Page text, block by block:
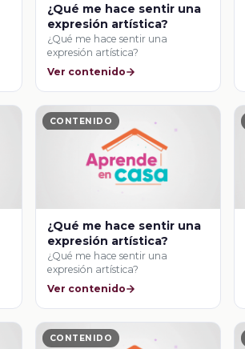
¿Qué me hace sentir una
expresión artística?
¿Qué me hace sentir una
expresión artística?
Ver contenido
CONTENIDO
¿Qué me hace sentir una
expresión artística?
¿Qué me hace sentir una
expresión artística?
Ver contenido
CONTENIDO